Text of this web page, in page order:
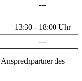
---
13:30 - 18:00 Uhr
---
des